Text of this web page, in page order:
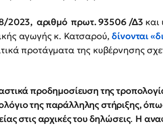
2023, αριθμό πρωτ. 93506 /Δ3
αγωγής κ. Κατσαρού,δίνονται
προτάγματα της κυβέρνησης
προδημοσίευση της
της παράλληλης στήριξης,
στις αρχικές του δηλώσεις. Η